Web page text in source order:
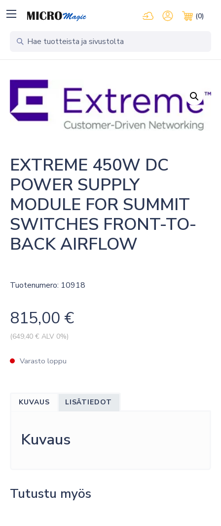
KirjauduOma tili
(0)
EXTREME 450W DC
POWER SUPPLY
MODULE FOR SUMMIT
SWITCHES FRONT-TO-
BACK AIRFLOW
Tuotenumero: 10918
815,00 €
(649,40 € ALV 0%)
Varasto loppu
KUVAUS LISÄTIEDOT
Kuvaus
Tutustu myös